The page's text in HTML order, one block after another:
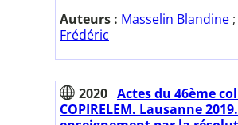
Auteurs : Masselin Blandine ;
Frédéric
2020 Actes du 46ème
COPIRELEM. Lausanne